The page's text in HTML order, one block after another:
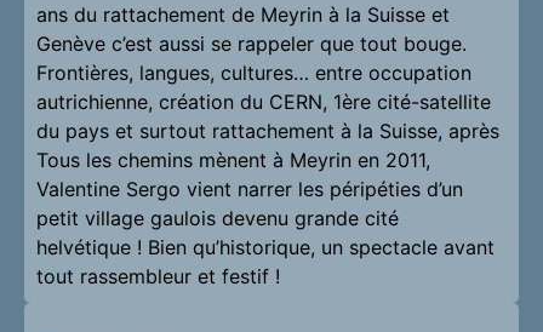
ans du rattachement de Meyrin à la Suisse et
Genève c’est aussi se rappeler que tout bouge.
Frontières, langues, cultures… entre occupation
autrichienne, création du CERN, 1ère cité-satellite
du pays et surtout rattachement à la Suisse, après
Tous les chemins mènent à Meyrin en 2011,
Valentine Sergo vient narrer les péripéties d’un
petit village gaulois devenu grande cité
helvétique ! Bien qu’historique, un spectacle avant
tout rassembleur et festif !